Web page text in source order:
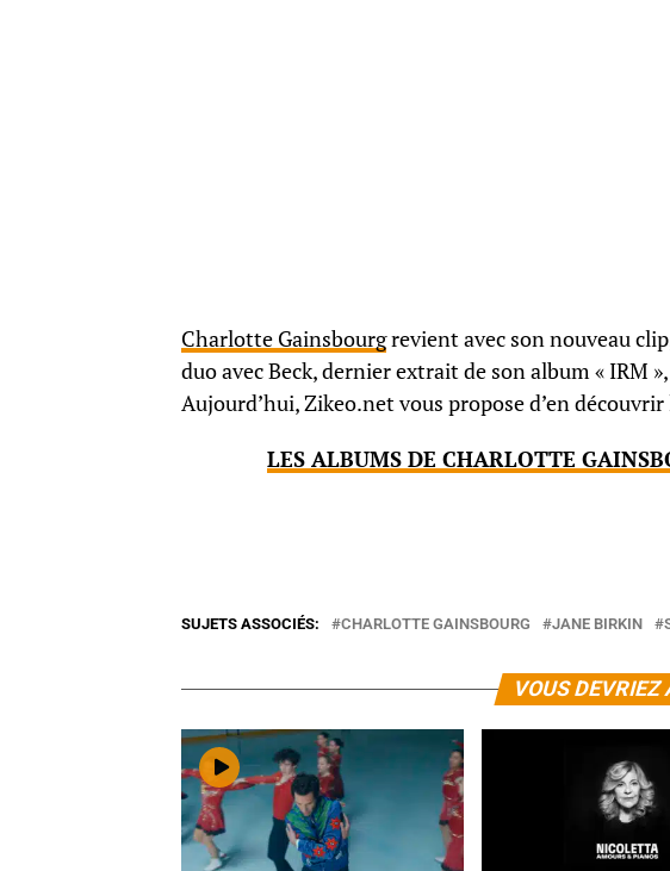
Charlotte Gainsbourgrevient avec son nouveau
duo avec Beck, dernier extrait de son album « IRM
Aujourd’hui, Zikeo.net vous propose d’en découvrir
LES ALBUMS DE CHARLOTTE
SUJETS ASSOCIÉS: CHARLOTTE GAINSBOURG JANE BIRKIN
VOUS DEVRIEZ